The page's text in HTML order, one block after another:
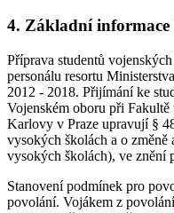
4. Základní
Příprava studentů
personálu resortu
2012 - 2018. Přijímání ke
Vojenském oboru při
Karlovy v Praze upravují §
vysokých školách a o
vysokých školách), ve znění
Stanovení podmínek pro
povolání. Vojákem z